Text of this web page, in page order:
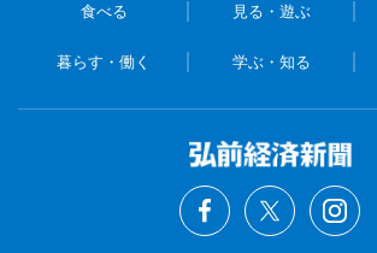
食べる 見る・遊ぶ
暮らす・働く 学ぶ・知る